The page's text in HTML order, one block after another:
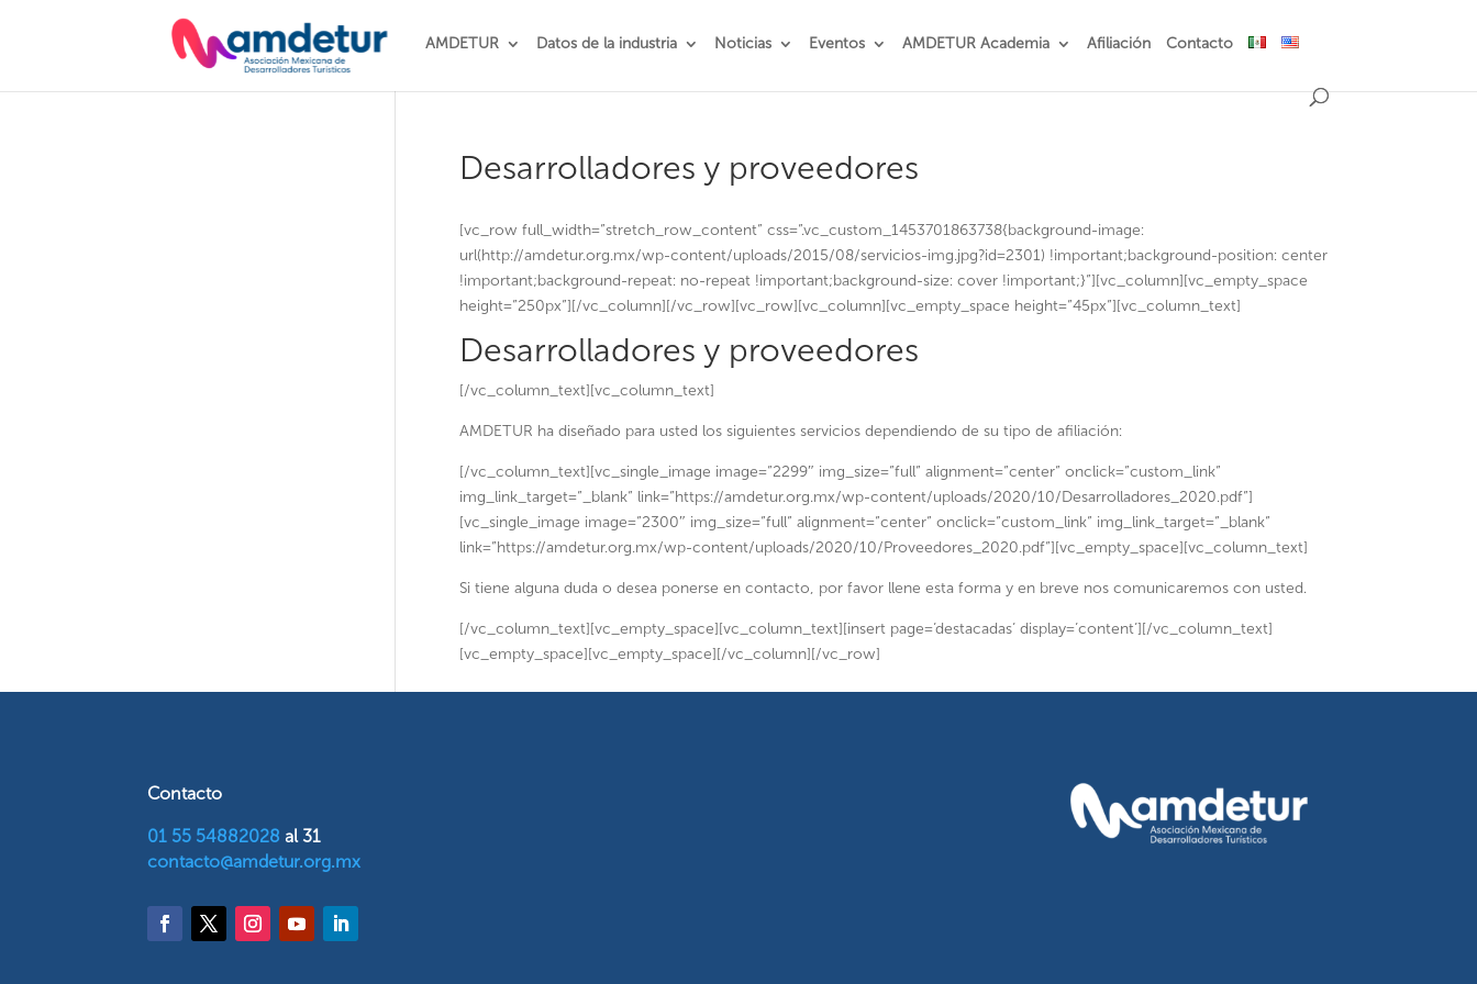
AMDETUR Datos de la industria Noticias Eventos AMDETUR Academia Afiliación Contacto
Desarrolladores y proveedores
[vc_row full_width=”stretch_row_content” css=”.vc_custom_1453701863738{background-image:
url(http://amdetur.org.mx/wp-content/uploads/2015/08/servicios-img.jpg?id=2301) !important;background-position: center
!important;background-repeat: no-repeat !important;background-size: cover !important;}”][vc_column][vc_empty_space
height=”250px”][/vc_column][/vc_row][vc_row][vc_column][vc_empty_space height=”45px”][vc_column_text]
Desarrolladores y proveedores
[/vc_column_text][vc_column_text]
AMDETUR ha diseñado para usted los siguientes servicios dependiendo de su tipo de afiliación:
[/vc_column_text][vc_single_image image=”2299″ img_size=”full” alignment=”center” onclick=”custom_link”
img_link_target=”_blank” link=”https://amdetur.org.mx/wp-content/uploads/2020/10/Desarrolladores_2020.pdf”]
[vc_single_image image=”2300″ img_size=”full” alignment=”center” onclick=”custom_link” img_link_target=”_blank”
link=”https://amdetur.org.mx/wp-content/uploads/2020/10/Proveedores_2020.pdf”][vc_empty_space][vc_column_text]
Si tiene alguna duda o desea ponerse en contacto, por favor llene esta forma y en breve nos comunicaremos con usted.
[/vc_column_text][vc_empty_space][vc_column_text][insert page=’destacadas’ display=’content’][/vc_column_text]
[vc_empty_space][vc_empty_space][/vc_column][/vc_row]
Contacto
01 55 54882028 al 31
contacto@amdetur.org.mx